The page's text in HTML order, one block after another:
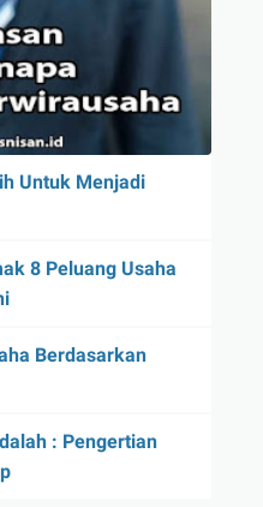
Untuk Menjadi
8 Peluang Usaha
Berdasarkan
: Pengertian